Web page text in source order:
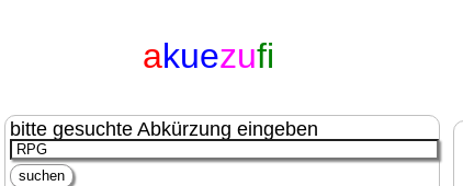
akuezufi
bitte gesuchte Abkürzung eingeben